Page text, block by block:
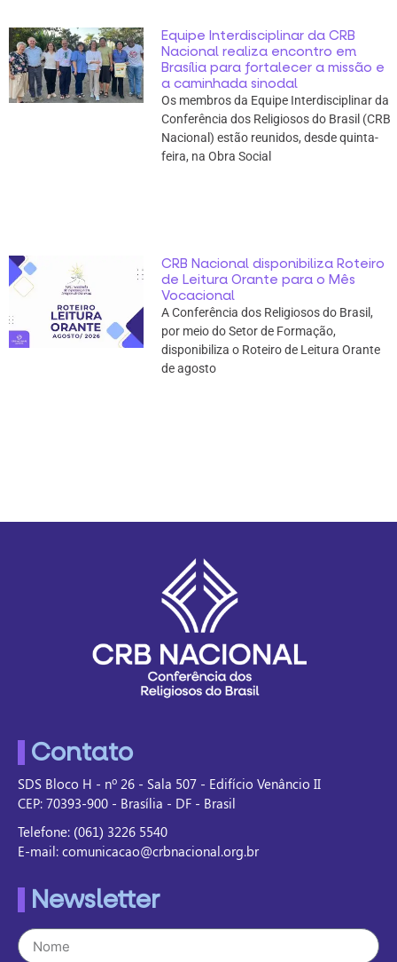
Equipe Interdisciplinar da CRB
Nacional realiza encontro em
Brasília para fortalecer a missão e
a caminhada sinodal
Os membros da Equipe Interdisciplinar da
Conferência dos Religiosos do Brasil (CRB
Nacional) estão reunidos, desde quinta-
feira, na Obra Social
CRB Nacional disponibiliza Roteiro
de Leitura Orante para o Mês
Vocacional
A Conferência dos Religiosos do Brasil,
por meio do Setor de Formação,
disponibiliza o Roteiro de Leitura Orante
de agosto
Contato
SDS Bloco H - nº 26 - Sala 507 - Edifício Venâncio II
CEP: 70393-900 - Brasília - DF - Brasil
Telefone: (061) 3226 5540
E-mail: comunicacao@crbnacional.org.br
Newsletter